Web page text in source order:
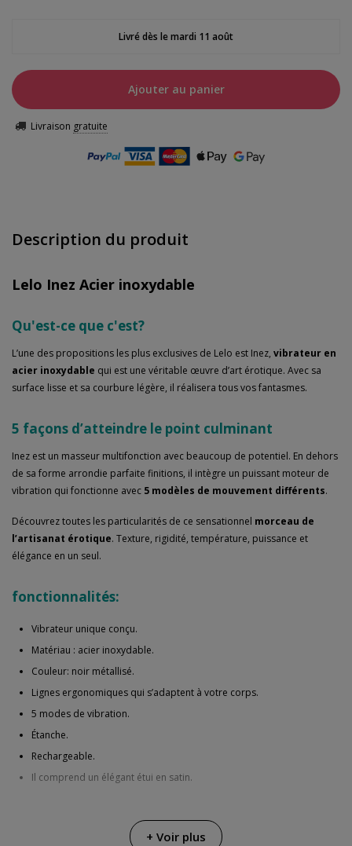
Livré dès le mardi 11 août
Ajouter au panier
Livraison gratuite
Description du produit
Lelo Inez Acier inoxydable
Qu'est-ce que c'est?
L’une des propositions les plus exclusives de Lelo est Inez, vibrateur en
acier inoxydable qui est une véritable œuvre d’art érotique. Avec sa
surface lisse et sa courbure légère, il réalisera tous vos fantasmes.
5 façons d’atteindre le point culminant
Inez est un masseur multifonction avec beaucoup de potentiel. En dehors
de sa forme arrondie parfaite finitions, il intègre un puissant moteur de
vibration qui fonctionne avec 5 modèles de mouvement différents.
Découvrez toutes les particularités de ce sensationnel morceau de
l’artisanat érotique. Texture, rigidité, température, puissance et
élégance en un seul.
fonctionnalités:
Vibrateur unique conçu.
Matériau : acier inoxydable.
Couleur: noir métallisé.
Lignes ergonomiques qui s’adaptent à votre corps.
5 modes de vibration.
Étanche.
Rechargeable.
Il comprend un élégant étui en satin.
+ Voir plus